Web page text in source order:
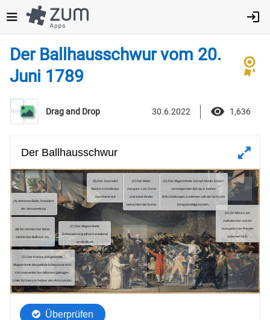
zum
Inhalt
Der Ballhausschwur vom 20.
Juni 1789
Drag and Drop 30.6.2022 1,636